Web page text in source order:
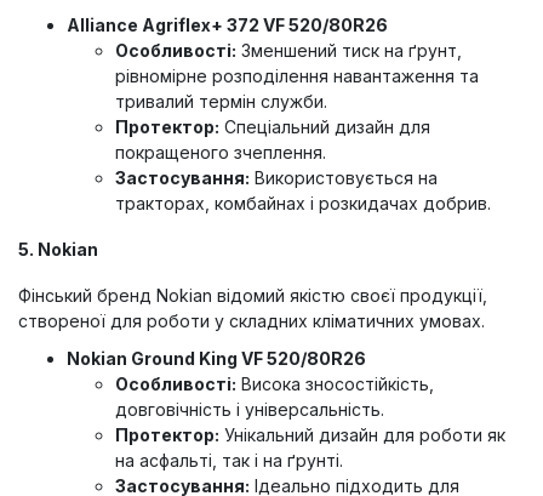
Alliance Agriflex+ 372 VF 520/80R26
Особливості: Зменшений тиск на ґрунт,
рівномірне розподілення навантаження та
тривалий термін служби.
Протектор: Спеціальний дизайн для
покращеного зчеплення.
Застосування: Використовується на
тракторах, комбайнах і розкидачах добрив.
5. Nokian
Фінський бренд Nokian відомий якістю своєї продукції,
створеної для роботи у складних кліматичних умовах.
Nokian Ground King VF 520/80R26
Особливості: Висока зносостійкість,
довговічність і універсальність.
Протектор: Унікальний дизайн для роботи як
на асфальті, так і на ґрунті.
Застосування: Ідеально підходить для